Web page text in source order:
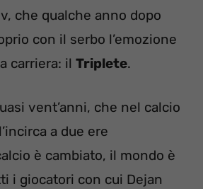
che qualche anno dopo
con il serbo l’emozione
carriera: il Triplete.
vent’anni, che nel calcio
a due ere
è cambiato, il mondo è
i giocatori con cui Dejan